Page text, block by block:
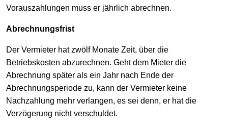
Vorauszahlungen muss er jährlich abrechnen.
Abrechnungsfrist
Der Vermieter hat zwölf Monate Zeit, über die
Betriebskosten abzurechnen. Geht dem Mieter die
Abrechnung später als ein Jahr nach Ende der
Abrechnungsperiode zu, kann der Vermieter keine
Nachzahlung mehr verlangen, es sei denn, er hat die
Verzögerung nicht verschuldet.